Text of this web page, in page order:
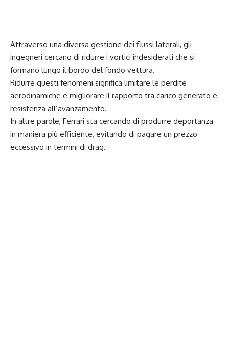
Attraverso una diversa gestione dei flussi laterali, gli
ingegneri cercano di ridurre i vortici indesiderati che si
formano lungo il bordo del fondo vettura.
Ridurre questi fenomeni significa limitare le perdite
aerodinamiche e migliorare il rapporto tra carico generato e
resistenza all’avanzamento.
In altre parole, Ferrari sta cercando di produrre deportanza
in maniera più efficiente, evitando di pagare un prezzo
eccessivo in termini di drag.